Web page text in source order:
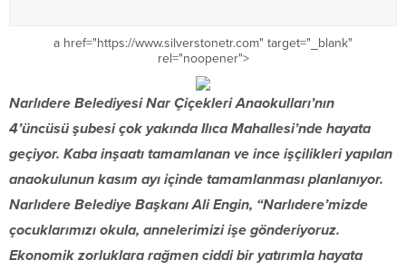
a href="https://www.silverstonetr.com" target="_blank"
rel="noopener">
Narlıdere Belediyesi Nar Çiçekleri Anaokulları’nın
4’üncüsü şubesi çok yakında Ilıca Mahallesi’nde hayata
geçiyor. Kaba inşaatı tamamlanan ve ince işçilikleri yapılan
anaokulunun kasım ayı içinde tamamlanması planlanıyor.
Narlıdere Belediye Başkanı Ali Engin, “Narlıdere’mizde
çocuklarımızı okula, annelerimizi işe gönderiyoruz.
Ekonomik zorluklara rağmen ciddi bir yatırımla hayata